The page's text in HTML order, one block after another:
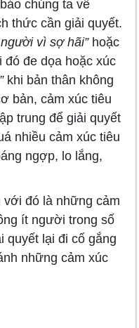
chúng ta về
thức cần giải quyết.
vì sợ hãi” hoặc
đó đe dọa hoặc xúc
khi bản thân không
bản, cảm xúc tiêu
trung để giải quyết
nhiều cảm xúc tiêu
ngợp, lo lắng,
đó là những cảm
ít người trong số
quyết lại đi cố gắng
những cảm xúc